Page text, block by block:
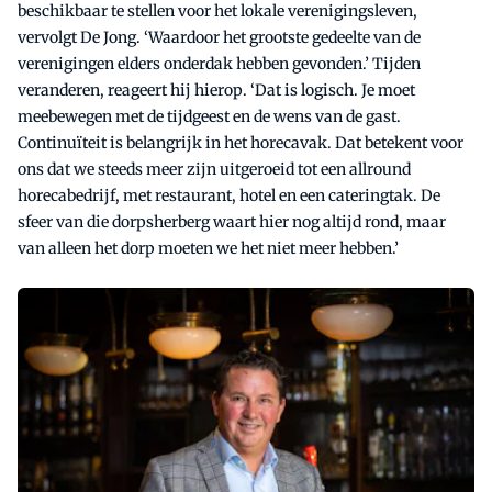
beschikbaar te stellen voor het lokale verenigingsleven,
vervolgt De Jong. ‘Waardoor het grootste gedeelte van de
verenigingen elders onderdak hebben gevonden.’ Tijden
veranderen, reageert hij hierop. ‘Dat is logisch. Je moet
meebewegen met de tijdgeest en de wens van de gast.
Continuïteit is belangrijk in het horecavak. Dat betekent voor
ons dat we steeds meer zijn uitgeroeid tot een allround
horecabedrijf, met restaurant, hotel en een cateringtak. De
sfeer van die dorpsherberg waart hier nog altijd rond, maar
van alleen het dorp moeten we het niet meer hebben.’